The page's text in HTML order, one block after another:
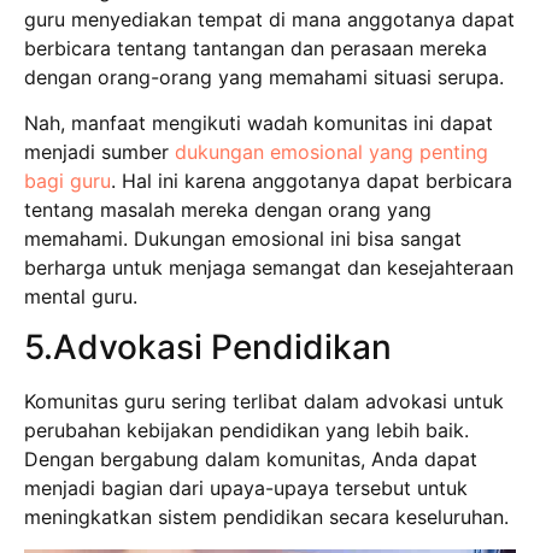
guru menyediakan tempat di mana anggotanya dapat
berbicara tentang tantangan dan perasaan mereka
dengan orang-orang yang memahami situasi serupa.
Nah, manfaat mengikuti wadah komunitas ini dapat
menjadi sumber dukungan emosional yang penting
bagi guru. Hal ini karena anggotanya dapat berbicara
tentang masalah mereka dengan orang yang
memahami. Dukungan emosional ini bisa sangat
berharga untuk menjaga semangat dan kesejahteraan
mental guru.
5.Advokasi Pendidikan
Komunitas guru sering terlibat dalam advokasi untuk
perubahan kebijakan pendidikan yang lebih baik.
Dengan bergabung dalam komunitas, Anda dapat
menjadi bagian dari upaya-upaya tersebut untuk
meningkatkan sistem pendidikan secara keseluruhan.